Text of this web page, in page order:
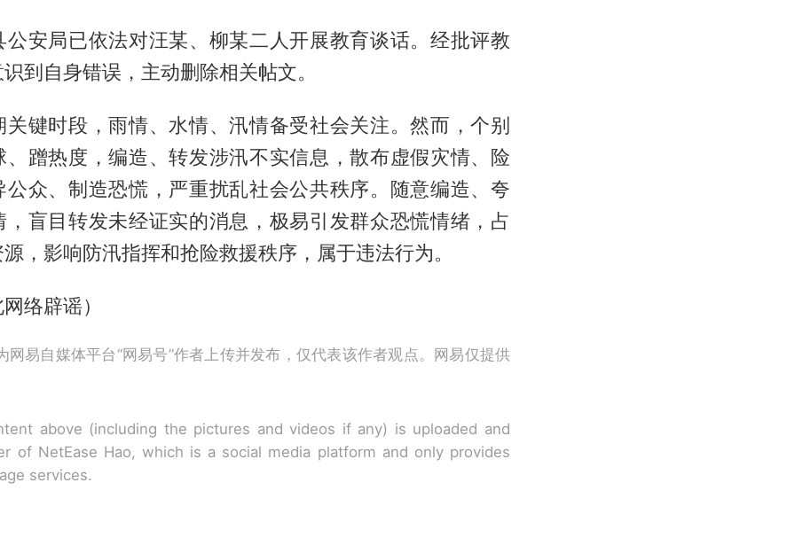
公安局已依法对汪某、柳某二人开展教育谈话。经批评教
到自身错误，主动删除相关帖文。
关键时段，雨情、水情、汛情备受社会关注。然而，个别
、蹭热度，编造、转发涉汛不实信息，散布虚假灾情、险
公众、制造恐慌，严重扰乱社会公共秩序。随意编造、夸
，盲目转发未经证实的消息，极易引发群众恐慌情绪，占
，影响防汛指挥和抢险救援秩序，属于违法行为。
络辟谣）
网易自媒体平台“网易号”作者上传并发布，仅代表该作者观点。网易仅提供
above (including the pictures and videos if any) is uploaded and
of NetEase Hao, which is a social media platform and only provides
services.